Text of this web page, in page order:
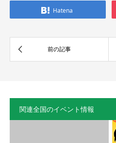
Hatena
関連全国のイベント情報